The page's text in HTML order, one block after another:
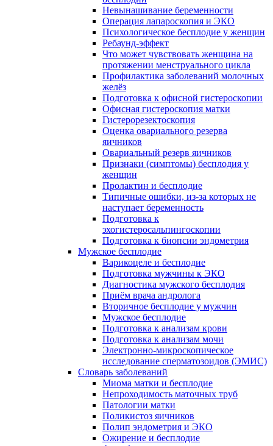
Невынашивание беременности
Операция лапароскопия и ЭКО
Психологическое бесплодие у женщин
Ребаунд-эффект
Что может чувствовать женщина на
протяжении менструального цикла
Профилактика заболеваний молочных
желёз
Подготовка к офисной гистероскопии
Офисная гистероскопия матки
Гистерорезектоскопия
Оценка овариального резерва
яичников
Овариальный резерв яичников
Признаки (симптомы) бесплодия у
женщин
Пролактин и бесплодие
Типичные ошибки, из-за которых не
наступает беременность
Подготовка к
эхогистеросальпингоскопии
Подготовка к биопсии эндометрия
Мужское бесплодие
Варикоцеле и бесплодие
Подготовка мужчины к ЭКО
Диагностика мужского бесплодия
Приём врача андролога
Вторичное бесплодие у мужчин
Мужское бесплодие
Подготовка к анализам крови
Подготовка к анализам мочи
Электронно-микроскопическое
исследование сперматозоидов (ЭМИC)
Словарь заболеваний
Миома матки и бесплодие
Непроходимость маточных труб
Патологии матки
Поликистоз яичников
Полип эндометрия и ЭКО
Ожирение и бесплодие